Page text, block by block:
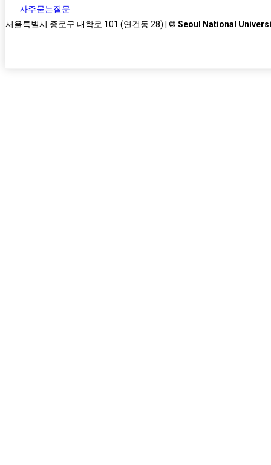
자주묻는질문
서울특별시 종로구 대학로 101 (연건동 28) | © Seoul National